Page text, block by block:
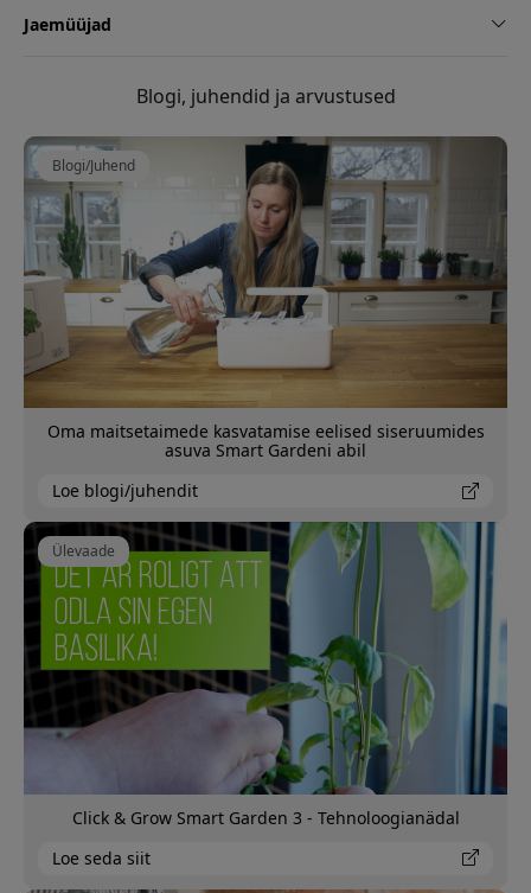
Jaemüüjad
Blogi, juhendid ja arvustused
Blogi/Juhend
Oma maitsetaimede kasvatamise eelised siseruumides
asuva Smart Gardeni abil
Loe blogi/juhendit
Ülevaade
Click & Grow Smart Garden 3 - Tehnoloogianädal
Loe seda siit